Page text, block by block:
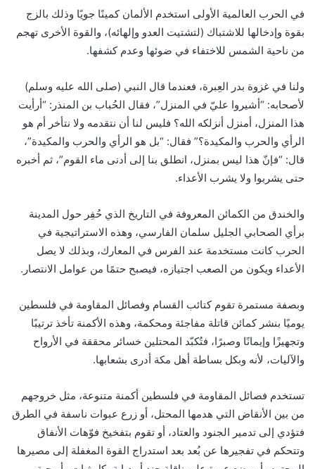
في الحرب العالمية الأولى استخدم الألمان كمينًا جويًا وذلك بالزج
بقوة وإدخالها للاشتباك (لتشتيت العدو وإلهائه)، والقوة الأخرى تهجم
من ناحية الشمس للاختفاء في ضوئها وعدم كشفها.
ولنا في غزوة بدر العِبرة، فعندما قال النبي (صلى الله عليه وسلم)
لأصحابه: “أشيروا عليّ في المنزل”، فقال الحُباب بن المنذر: “أرأيت
هذا المنزل، أمنزل أنزلكه الله؟ فليس لنا أن نتقدمه ولا نتأخر أم هو
الرأي والحرب والمكيدة؟” فقال: “بل هو الرأي والحرب والمكيدة”،
قال: “فإنّ هذا ليس بمنزل، انطلق بنا إلى أدنى ماء القوم”، ثم أخبره
حتى يشربوا ولا يشرب الأعداء.
والخندق من الكمائن المعروفة في التاريخ الذي حُفِر حول المدينة
برأي الصحابي الجليل سلمان الفارسي، وهذه الاستراتيجية في
الحرب كانت مستخدمة عند الفرس في المعارك، وبذلك لا يصل
الأعداء ويكون من الصعب اجتيازه، فيصبح حتمًا من عوامل الانتصار.
وبصفة مستمرة تقوم كتائب القسام وفصائل المقاومة في فلسطين
يوميًا بنشر كمائن قاتلة مفاجئة ومحكمة، وهذه الأكمنة تأخذ ترتيبًا
وتجهيزًا وإيمانًا وصبرًا، فتُكبّد المحتلين خسائر محققة في الأرواح
والآليات، لأنه وبكل بساطة أهل مكة أدرى بشعابها.
تستخدم فصائل المقاومة في فلسطين أكمنة متنوعة، مثل خروجهم
من بين الأنقاض التي هدمها المحتل، أو زرع عبوات ناسفة في الطرق
فتؤدي إلى تدمير الجنود والعتاد، أو تقوم بتفخيخ فوّهات الأنفاق
وتتحكم في تفجيرها عن بُعد بعد استدراج القوة المغفلة إلى مصيرها